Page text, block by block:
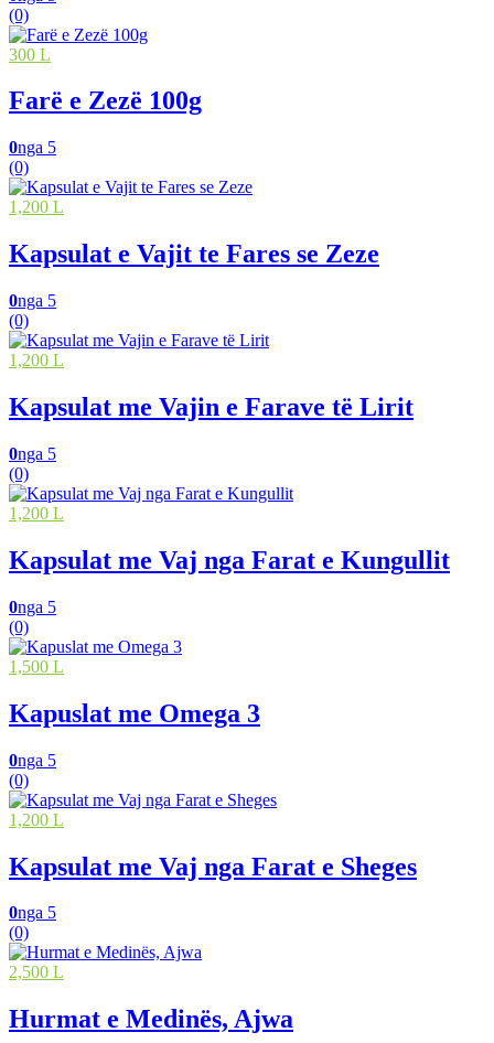
(0)
300 L
Farë e Zezë 100g
0nga 5
(0)
1,200 L
Kapsulat e Vajit te Fares se Zeze
0nga 5
(0)
1,200 L
Kapsulat me Vajin e Farave të Lirit
0nga 5
(0)
1,200 L
Kapsulat me Vaj nga Farat e Kungullit
0nga 5
(0)
1,500 L
Kapuslat me Omega 3
0nga 5
(0)
1,200 L
Kapsulat me Vaj nga Farat e Sheges
0nga 5
(0)
2,500 L
Hurmat e Medinës, Ajwa